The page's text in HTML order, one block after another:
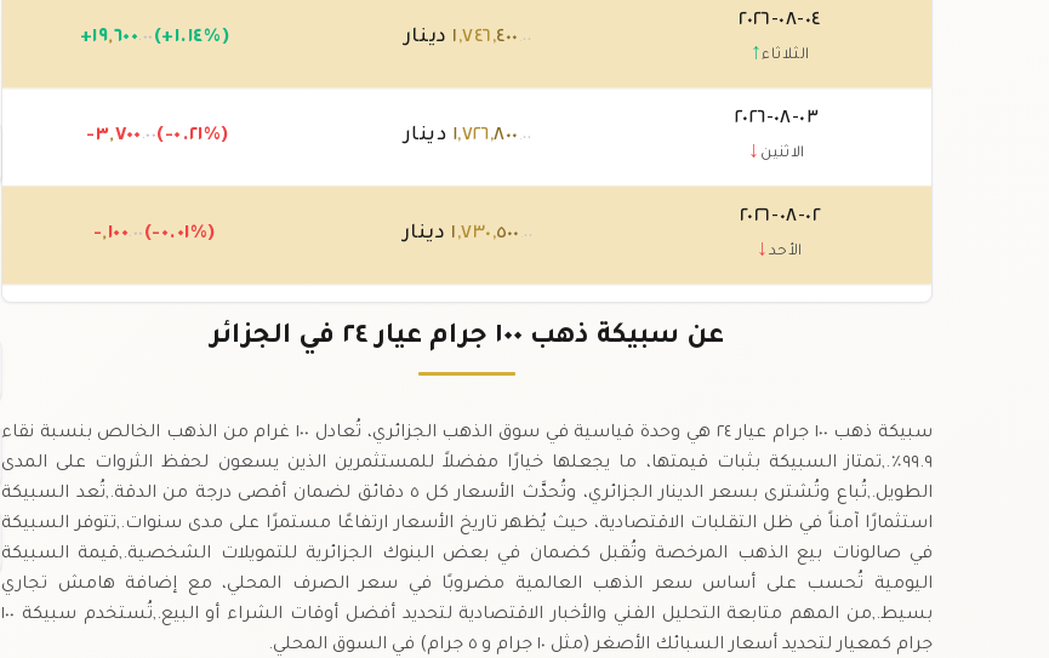
٠٤-٠٨-٢٠٢٦
الثلاثاء↑
١,٧٤٦,٤٠٠ .٠٠ دينار +١٩,٦٠٠ .٠٠ (+١.١٤%)
٠٣-٠٨-٢٠٢٦
الاثنين ↓
١,٧٢٦,٨٠٠ .٠٠ دينار -٣,٧٠٠ .٠٠ (-٠.٢١%)
٠٢-٠٨-٢٠٢٦
الأحد ↓
١,٧٣٠,٥٠٠ .٠٠ دينار -,١٠٠ .٠٠ (-٠.٠١%)
٧٣٠ ٦٠٠.٠٠ دينار (+٠.٠١%) عن سبيكة ذهب ١٠٠ جرام عيار ٢٤ في الجزائر
سبيكة ذهب ١٠٠ جرام عيار ٢٤ هي وحدة قياسية في سوق الذهب الجزائري، تُعادل ١٠٠ غرام من الذهب الخالص بنسبة نقاء
٩٩.٩٪.,تمتاز السبيكة بثبات قيمتها، ما يجعلها خيارًا مفضلاً للمستثمرين الذين يسعون لحفظ الثروات على المدى
الطويل.,تُباع وتُشترى بسعر الدينار الجزائري، وتُحدَّث الأسعار كل ٥ دقائق لضمان أقصى درجة من الدقة.,تُعد السبيكة
استثمارًا آمناً في ظل التقلبات الاقتصادية، حيث يُظهر تاريخ الأسعار ارتفاعًا مستمرًا على مدى سنوات.,تتوفر السبيكة
في صالونات بيع الذهب المرخصة وتُقبل كضمان في بعض البنوك الجزائرية للتمويلات الشخصية.,قيمة السبيكة
اليومية تُحسب على أساس سعر الذهب العالمية مضروبًا في سعر الصرف المحلي، مع إضافة هامش تجاري
بسيط.,من المهم متابعة التحليل الفني والأخبار الاقتصادية لتحديد أفضل أوقات الشراء أو البيع.,تُستخدم سبيكة ١٠٠
جرام كمعيار لتحديد أسعار السبائك الأصغر (مثل ١٠ جرام و ٥ جرام) في السوق المحلي.